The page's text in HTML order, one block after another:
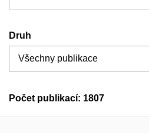
Druh
Počet publikací: 1807